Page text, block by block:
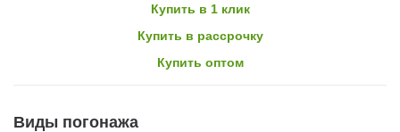
Купить в 1 клик
Купить в рассрочку
Купить оптом
Виды погонажа